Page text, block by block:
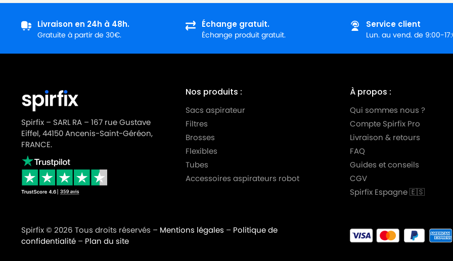
Livraison en 24h à 48h.
Gratuite à partir de 30€.
Échange gratuit.
Échange produit gratuit.
Service client
Lun. au vend. de 9:00-
Spirfix – SARL RA – 167 rue Gustave
Eiffel, 44150 Ancenis-Saint-Géréon,
FRANCE.
Nos produits :
Sacs aspirateur
Filtres
Brosses
Flexibles
Tubes
Accessoires aspirateurs robot
À propos :
Qui sommes nous ?
Compte Spirfix Pro
Livraison & retours
FAQ
Guides et conseils
CGV
Spirfix Espagne 🇪🇸
Spirfix © 2026 Tous droits réservés – Mentions légales – Politique de
confidentialité– Plan du site